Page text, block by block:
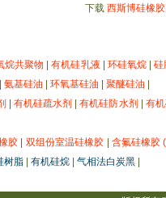
下载 西斯博硅橡
烷共聚物 |有机硅乳液| 环硅氧烷|硅
氨基硅油 环氧基硅油 聚醚硅油
|有机硅疏水剂 |有机硅防水剂
有
胶 双组份室温硅橡胶
含氟硅橡胶
树脂 有机硅烷 气相法白炭黑